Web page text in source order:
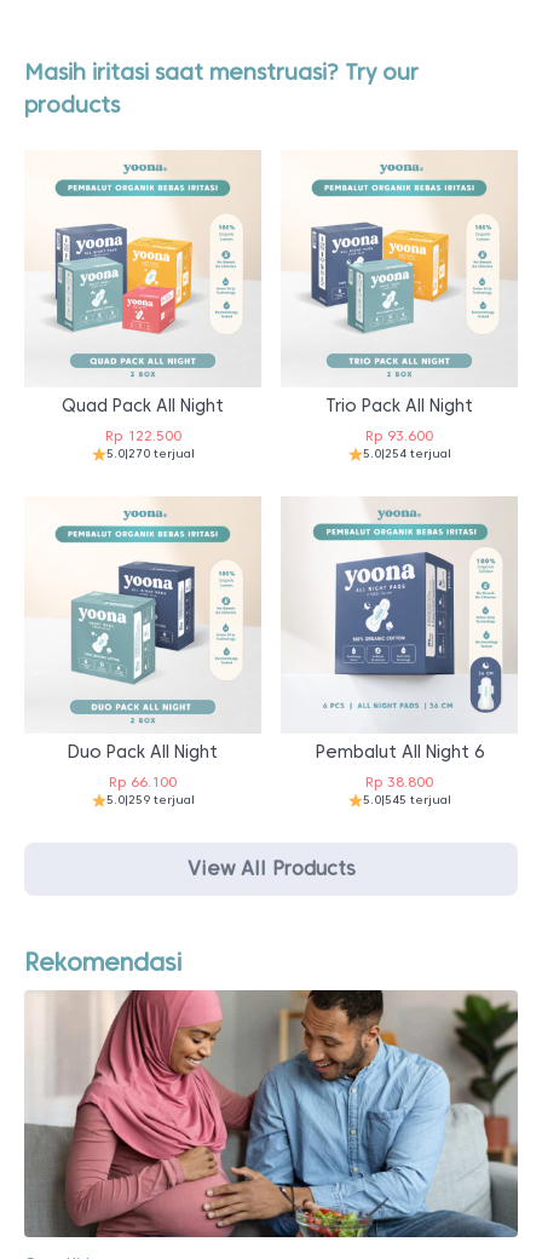
Masih iritasi saat menstruasi? Try our
products
Quad Pack All Night
Rp122.500
5.0|270 terjual
Trio Pack All Night
Rp 93.600
5.0|254 terjual
Duo Pack All Night
Rp 66.100
5.0|259 terjual
Pembalut All Night 6
Rp 38.800
5.0|545 terjual
View All Products
Rekomendasi